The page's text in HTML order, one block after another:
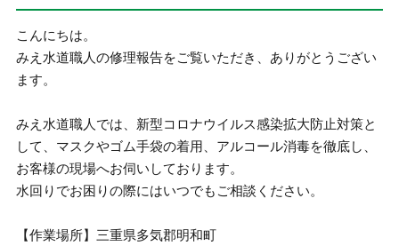
こんにちは。
みえ水道職人の修理報告をご覧いただき、ありがとうござい
ます。
みえ水道職人では、新型コロナウイルス感染拡大防止対策と
して、マスクやゴム手袋の着用、アルコール消毒を徹底し、
お客様の現場へお伺いしております。
水回りでお困りの際にはいつでもご相談ください。
【作業場所】三重県多気郡明和町